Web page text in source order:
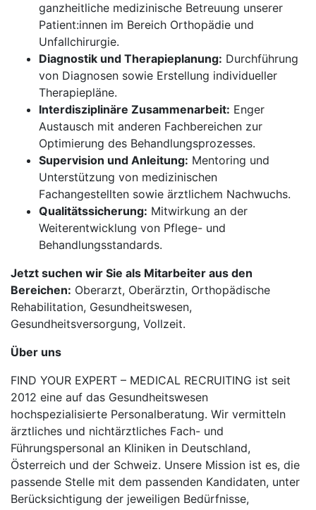
ganzheitliche medizinische Betreuung unserer
Patient:innen im Bereich Orthopädie und
Unfallchirurgie.
Diagnostik und Therapieplanung: Durchführung
von Diagnosen sowie Erstellung individueller
Therapiepläne.
Interdisziplinäre Zusammenarbeit: Enger
Austausch mit anderen Fachbereichen zur
Optimierung des Behandlungsprozesses.
Supervision und Anleitung: Mentoring und
Unterstützung von medizinischen
Fachangestellten sowie ärztlichem Nachwuchs.
Qualitätssicherung: Mitwirkung an der
Weiterentwicklung von Pflege- und
Behandlungsstandards.
Jetzt suchen wir Sie als Mitarbeiter aus den
Bereichen: Oberarzt, Oberärztin, Orthopädische
Rehabilitation, Gesundheitswesen,
Gesundheitsversorgung, Vollzeit.
Über uns
FIND YOUR EXPERT – MEDICAL RECRUITING ist seit
2012 eine auf das Gesundheitswesen
hochspezialisierte Personalberatung. Wir vermitteln
ärztliches und nichtärztliches Fach- und
Führungspersonal an Kliniken in Deutschland,
Österreich und der Schweiz. Unsere Mission ist es, die
passende Stelle mit dem passenden Kandidaten, unter
Berücksichtigung der jeweiligen Bedürfnisse,